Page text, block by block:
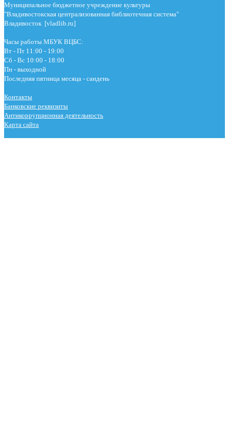
Муниципальное бюджетное учреждение культуры
"Владивостокская централизованная библиотечная система"
Владивосток [vladlib.ru]
Часы работы МБУК ВЦБС:
Вт - Пт 11:00 - 19:00
Сб - Вс 10:00 - 18:00
Пн - выходной
Последняя пятница месяца - сандень
Контакты
Банковские реквизиты
Антикоррупционная деятельность
Карта сайта